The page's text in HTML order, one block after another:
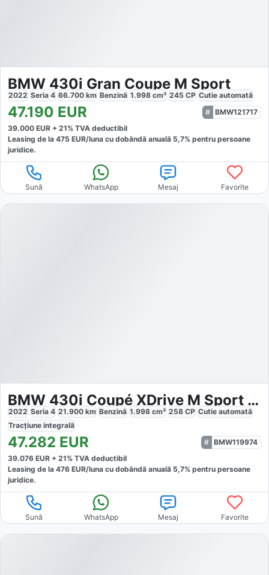
BMW 430i Gran Coupe M Sport
2022 Seria 4 66.700 km Benzină 1.998 cm³ 245 CP Cutie automată
47.190 EUR
BMW121717
39.000 EUR + 21% TVA deductibil
Leasing de la 475 EUR/luna cu dobăndă anuală 5,7% pentru persoane
juridice.
Sună WhatsApp Mesaj Favorite
BMW 430i Coupé XDrive M Sport Package Pro
2022 Seria 4 21.900 km Benzină 1.998 cm³ 258 CP Cutie automată
Tracțiune integrală
47.282 EUR
BMW119974
39.076 EUR + 21% TVA deductibil
Leasing de la 476 EUR/luna cu dobăndă anuală 5,7% pentru persoane
juridice.
Sună WhatsApp Mesaj Favorite